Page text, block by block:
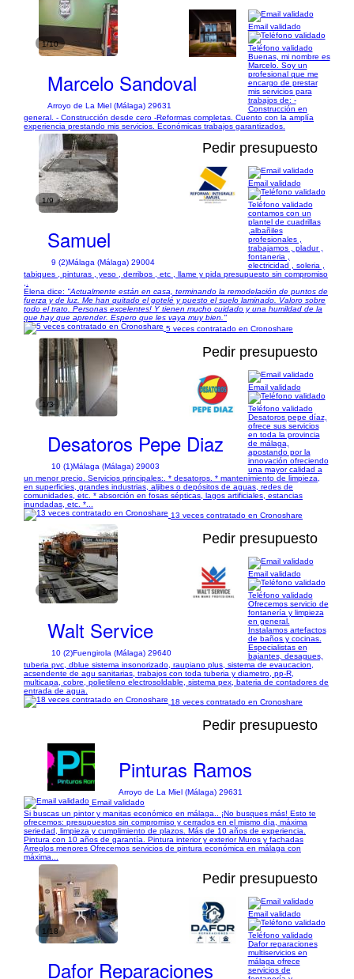
1/10
Marcelo Sandoval
Arroyo de La Miel (Málaga) 29631
Email validado
Teléfono validado
Buenas, mi nombre es
Marcelo. Soy un
profesional que me
encargo de prestar
mis servicios para
trabajos de: -
Construcción en
general. - Construcción desde cero -Reformas completas. Cuento con la amplía
experiencia prestando mis servicios. Económicas trabajos garantizados.
1/9
Pedir presupuesto
Samuel
9 (2)Málaga (Málaga) 29004
Email validado
Teléfono validado
contamos con un
plantel de cuadrillas
,albañiles
profesionales ,
trabajamos , pladur ,
fontaneria ,
electricidad , soleria ,
tabiques , pinturas , yeso , derribos , etc , llame y pida presupuesto sin compromiso
Elena dice: "Actualmente están en casa, terminando la remodelación de puntos de
fuerza y de luz. Me han quitado el gotelé y puesto el suelo laminado. Valoro sobre
todo el trato. Personas excelentes! Y tienen mucho cuidado y una humildad de la
que hay que aprender. Espero que les vaya muy bien."
5 veces contratado en Cronoshare
1/3
Pedir presupuesto
Desatoros Pepe Diaz
10 (1)Málaga (Málaga) 29003
Email validado
Teléfono validado
Desatoros pepe díaz,
ofrece sus servicios
en toda la provincia
de málaga,
apostando por la
innovación ofreciendo
una mayor calidad a
un menor precio. Servicios principales:. * desatoros. * mantenimiento de limpieza,
en superficies, grandes industrias, aljibes o depósitos de aguas, redes de
comunidades, etc. * absorción en fosas sépticas, lagos artificiales, estancias
inundadas, etc. *...
13 veces contratado en Cronoshare
1/6
Pedir presupuesto
Walt Service
10 (2)Fuengirola (Málaga) 29640
Email validado
Teléfono validado
Ofrecemos servicio de
fontanería y limpieza
en general.
Instalamos artefactos
de baños y cocinas.
Especialistas en
bajantes, desagues,
tuberia pvc, dblue sistema insonorizado, raupiano plus, sistema de evaucacion,
acsendente de agu sanitarias, trabajos con toda tuberia y diametro, pp-R,
multicapa, cobre, polietileno electrosoldable, sistema pex, bateria de contadores de
entrada de agua.
18 veces contratado en Cronoshare
Pedir presupuesto
Pinturas Ramos
Arroyo de La Miel (Málaga) 29631
Email validado
Si buscas un pintor y manitas económico en málaga.. ¡No busques más! Esto te
ofrecemos: presupuestos sin compromiso y cerrados en el mismo día, máxima
seriedad, limpieza y cumplimiento de plazos. Más de 10 años de experiencia.
Pintura con 10 años de garantía. Pintura interior y exterior Muros y fachadas
Arreglos menores Ofrecemos servicios de pintura económica en málaga con
máxima...
1/18
Pedir presupuesto
Dafor Reparaciones
Email validado
Teléfono validado
Dafor reparaciones
multiservicios en
málaga ofrece
servicios de